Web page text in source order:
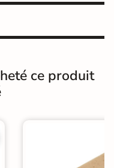
ce produit